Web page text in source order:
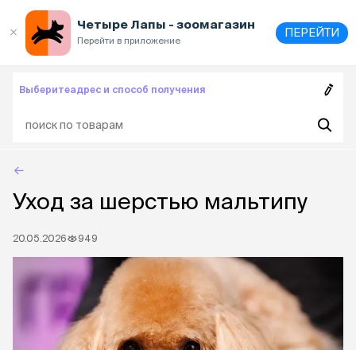
Четыре Лапы - зоомагазин
Перейти в приложение
ПЕРЕЙТИ
Выберитеадрес и способ получения
Уход за шерстью мальтипу
20.05.2026 949